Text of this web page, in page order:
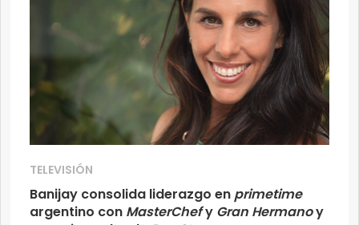
TELEVISIÓN
Banijay consolida liderazgo en primetime
argentino con MasterChefy Gran Hermanoy